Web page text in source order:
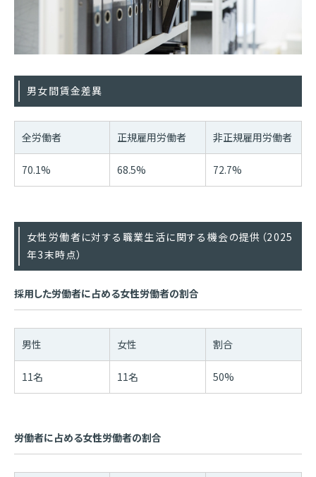
男女間賃金差異
全労働者 正規雇用労働者 非正規雇用労働者
70.1% 68.5% 72.7%
女性労働者に対する職業生活に関する機会の提供（2025
年3末時点）
採用した労働者に占める女性労働者の割合
男性 女性 割合
11名 11名 50%
労働者に占める女性労働者の割合